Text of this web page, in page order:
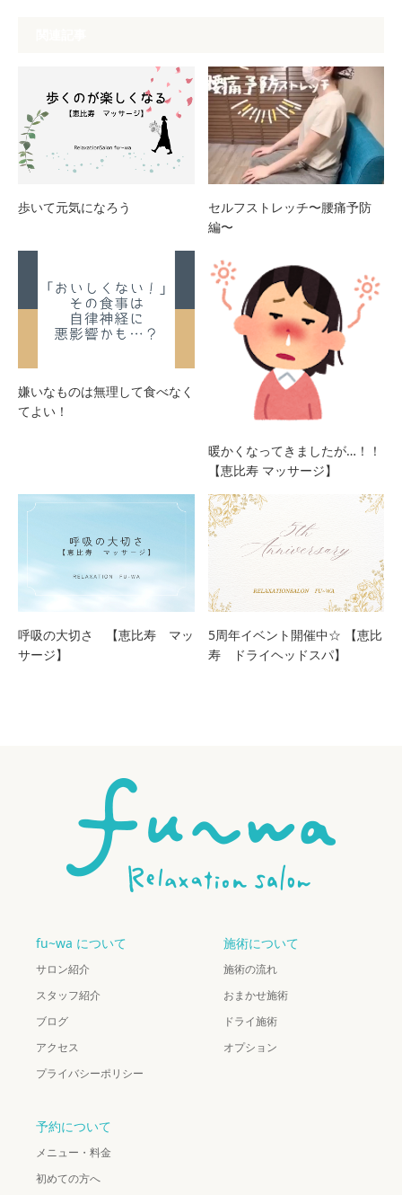
歩いて元気になろう
セルフストレッチ〜腰痛予防
編〜
嫌いなものは無理して食べなく
てよい！
暖かくなってきましたが…！！
【恵比寿 マッサージ】
呼吸の大切さ 【恵比寿 マッ
サージ】
5周年イベント開催中☆ 【恵比
寿 ドライヘッドスパ】
fu~wa について
サロン紹介
スタッフ紹介
ブログ
アクセス
プライバシーポリシー
施術について
施術の流れ
おまかせ施術
ドライ施術
オプション
予約について
メニュー・料金
初めての方へ